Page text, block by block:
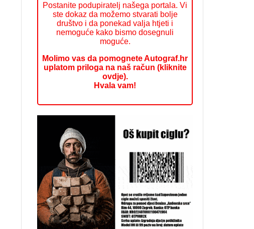
Postanite podupiratelj našega portala. Vi
ste dokaz da možemo stvarati bolje
društvo i da ponekad valja htjeti i
nemoguće kako bismo dosegnuli
moguće.
Molimo vas da pomognete Autograf.hr
uplatom priloga na naš račun (kliknite
ovdje).
Hvala vam!